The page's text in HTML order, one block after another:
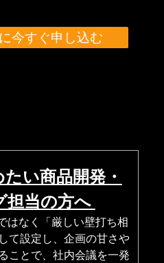
今すぐ申し込む
い商品開発・
担当の方へ
はなく「厳しい壁打ち相
て設定し、企画の甘さや
ことで、社内会議を一発